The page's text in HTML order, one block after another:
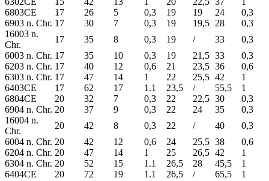
6803CE
17 26 5 0,3 19 19 24
0,3
6903 n. Chr. 17 30 7 0,3 19 19,5 28
0,3
16003 n.
Chr.
17 35 8 0,3 19 / 33
0,3
6003 n. Chr. 17 35 10 0,3 19 21,5 33
0,3
6203 n. Chr. 17 40 12 0,6 21 23,5 36
0,6
6303 n. Chr. 17 47 14 1 22 25,5 42
1
6403CE
17 62 17 1.1 23,5 / 55,5
1
6804CE
20 32 7 0,3 22 22,5 30
0,3
6904 n. Chr. 20 37 9 0,3 22 24 35
0,3
16004 n.
Chr.
20 42 8 0,3 22 / 40
0,3
6004 n. Chr. 20 42 12 0,6 24 25,5 38
0,6
6204 n. Chr. 20 47 14 1 25 26,5 42
1
6304 n. Chr. 20 52 15 1.1 26,5 28 45,5
1
6404CE
20 72 19 1.1 26,5 / 65,5
1